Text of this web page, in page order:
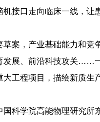
机接口走向临床一线，让
案，产业基础能力和竞
发展、前沿科技攻关……
大工程项目，描绘新质生
国科学院高能物理研究所